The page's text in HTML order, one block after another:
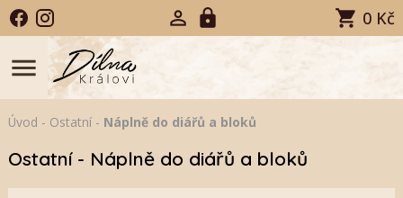
0 Kč
menu
Úvod - Ostatní- Náplně do diářů a bloků
Ostatní - Náplně do diářů a bloků